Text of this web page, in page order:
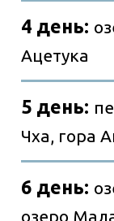
Транспорт